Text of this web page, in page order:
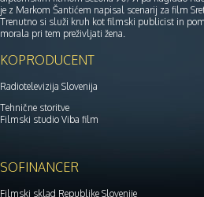
je z Markom Šantićem napisal scenarij za film
Trenutno si služi kruh kot filmski publicist in
morala pri tem preživljati žena.
KOPRODUCENT
Radiotelevizija Slovenija
Tehnične storitve
Filmski studio Viba film
SOFINANCER
Filmski sklad Republike Slovenije